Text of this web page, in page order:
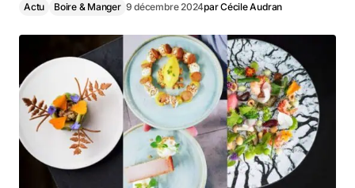
Actu Boire & Manger 9 décembre 2024parCécile Audran